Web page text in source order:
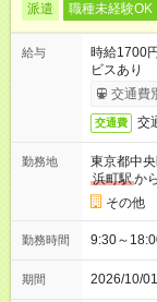
派遣 職種未経験OK
給与
時給1700
ビスあり
交通費
交通費 交
勤務地
東京都中
浜町駅か
その他
勤務時間 9:30～
期間 2026/10/